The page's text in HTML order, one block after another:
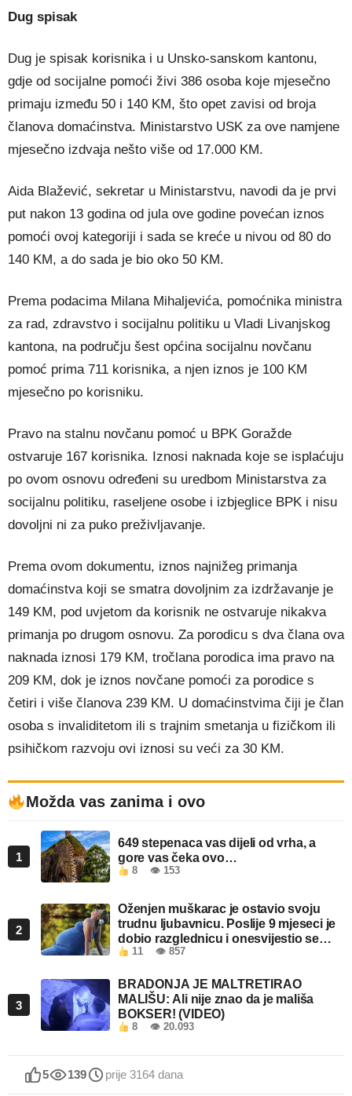
Dug spisak
Dug je spisak korisnika i u Unsko-sanskom kantonu,
gdje od socijalne pomoći živi 386 osoba koje mjesečno
primaju između 50 i 140 KM, što opet zavisi od broja
članova domaćinstva. Ministarstvo USK za ove namjene
mjesečno izdvaja nešto više od 17.000 KM.
Aida Blažević, sekretar u Ministarstvu, navodi da je prvi
put nakon 13 godina od jula ove godine povećan iznos
pomoći ovoj kategoriji i sada se kreće u nivou od 80 do
140 KM, a do sada je bio oko 50 KM.
Prema podacima Milana Mihaljevića, pomoćnika ministra
za rad, zdravstvo i socijalnu politiku u Vladi Livanjskog
kantona, na području šest općina socijalnu novčanu
pomoć prima 711 korisnika, a njen iznos je 100 KM
mjesečno po korisniku.
Pravo na stalnu novčanu pomoć u BPK Goražde
ostvaruje 167 korisnika. Iznosi naknada koje se isplaćuju
po ovom osnovu određeni su uredbom Ministarstva za
socijalnu politiku, raseljene osobe i izbjeglice BPK i nisu
dovoljni ni za puko preživljavanje.
Prema ovom dokumentu, iznos najnižeg primanja
domaćinstva koji se smatra dovoljnim za izdržavanje je
149 KM, pod uvjetom da korisnik ne ostvaruje nikakva
primanja po drugom osnovu. Za porodicu s dva člana ova
naknada iznosi 179 KM, tročlana porodica ima pravo na
209 KM, dok je iznos novčane pomoći za porodice s
četiri i više članova 239 KM. U domaćinstvima čiji je član
osoba s invaliditetom ili s trajnim smetanja u fizičkom ili
psihičkom razvoju ovi iznosi su veći za 30 KM.
Možda vas zanima i ovo
1
649 stepenaca vas dijeli od vrha, a
gore vas čeka ovo…
8 👁 153
2
Oženjen muškarac je ostavio svoju
trudnu ljubavnicu. Poslije 9 mjeseci je
dobio razglednicu i onesvijestio se
kada je pročitao šta piše!
11 👁 857
3
BRADONJA JE MALTRETIRAO
MALIŠU: Ali nije znao da je mališa
BOKSER! (VIDEO)
8 👁 20.093
5 139 prije 3164 dana